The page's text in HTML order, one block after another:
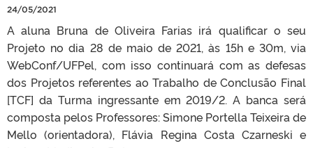
24/05/2021
A aluna Bruna de Oliveira Farias irá qualificar o seu
Projeto no dia 28 de maio de 2021, às 15h e 30m, via
WebConf/UFPel, com isso continuará com as defesas
dos Projetos referentes ao Trabalho de Conclusão Final
[TCF] da Turma ingressante em 2019/2. A banca será
composta pelos Professores: Simone Portella Teixeira de
Mello (orientadora), Flávia Regina Costa Czarneski e